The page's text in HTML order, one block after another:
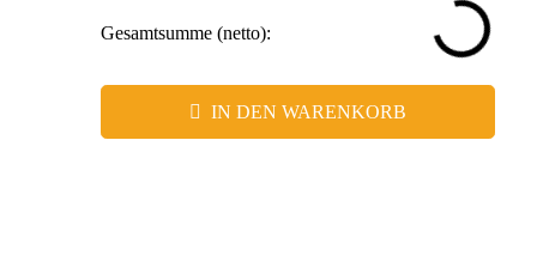
Gesamtsumme (netto):
IN DEN WARENKORB